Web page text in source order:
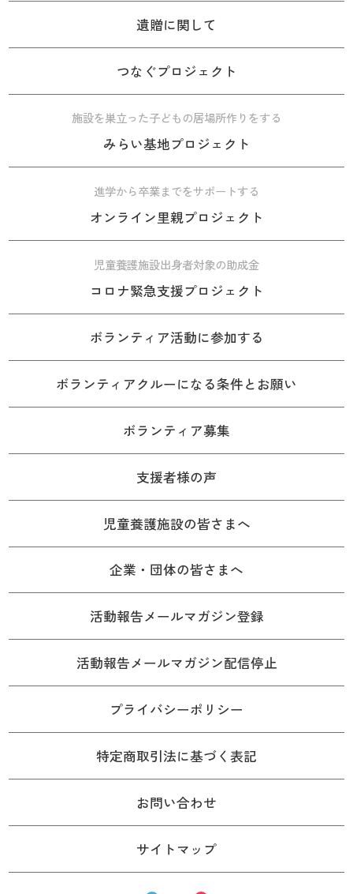
遺贈に関して
つなぐプロジェクト
施設を巣立った子どもの居場所作りをする
みらい基地プロジェクト
進学から卒業までをサポートする
オンライン里親プロジェクト
児童養護施設出身者対象の助成金
コロナ緊急支援プロジェクト
ボランティア活動に参加する
ボランティアクルーになる条件とお願い
ボランティア募集
支援者様の声
児童養護施設の皆さまへ
企業・団体の皆さまへ
活動報告メールマガジン登録
活動報告メールマガジン配信停止
プライバシーポリシー
特定商取引法に基づく表記
お問い合わせ
サイトマップ